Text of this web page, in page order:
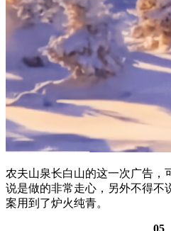
农夫山泉长白山的这一次广告，
说是做的非常走心，另外不得不
案用到了炉火纯青。